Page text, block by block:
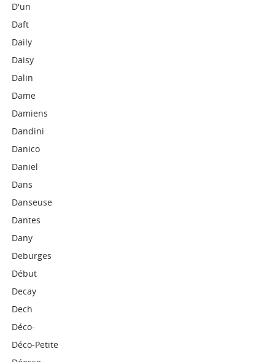
D'un
Daft
Daily
Daisy
Dalin
Dame
Damiens
Dandini
Danico
Daniel
Dans
Danseuse
Dantes
Dany
Deburges
Début
Decay
Dech
Déco-
Déco-Petite